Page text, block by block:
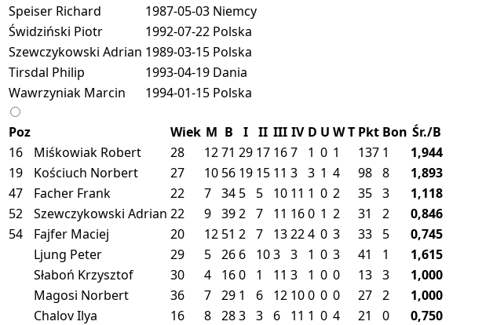
Speiser Richard
1987-05-03 Niemcy
Świdziński Piotr
1992-07-22 Polska
Szewczykowski Adrian 1989-03-15 Polska
Tirsdal Philip
1993-04-19 Dania
Wawrzyniak Marcin
1994-01-15 Polska
Poz Wiek M B I II III IV D U WT Pkt Bon Śr./B
16
Miśkowiak Robert 28 1271 29 17 167 1 0 1 137 1
1,944
19
Kościuch Norbert 27 10 56 19 15 11 3 3 1 4 98 8
1,893
47
Facher Frank 22 7 34 5 5 10 11 1 0 2 35 3
1,118
52
Szewczykowski Adrian 22 9 392 7 11 160 1 2 31 2
0,846
54
Fajfer Maciej 20 12 51 2 7 13224 0 3 33 5
0,745
Ljung Peter
29 5 26 6 103 3 1 0 3 41 1
1,615
Słaboń Krzysztof
30 4 160 1 11 3 1 0 0 13 3
1,000
Magosi Norbert
36 7 29 1 6 12 100 0 0 27 2
1,000
Chalov Ilya
16 8 283 3 6 11 1 0 4 21 0
0,750